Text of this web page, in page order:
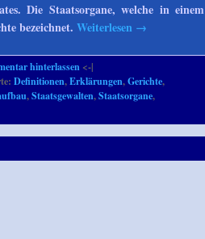
Die Staatsorgane, welche in einem
bezeichnet.Weiterlesen →
hinterlassen <-|
Definitionen,Erklärungen,Gerichte,
,Staatsgewalten,Staatsorgane,